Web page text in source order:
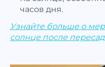
часов дня.
Узнайте больше о
солнце после